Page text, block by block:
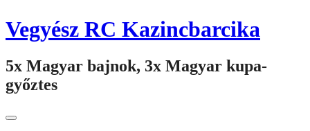
Vegyész RC Kazincbarcika
5x Magyar bajnok, 3x Magyar kupa-
győztes